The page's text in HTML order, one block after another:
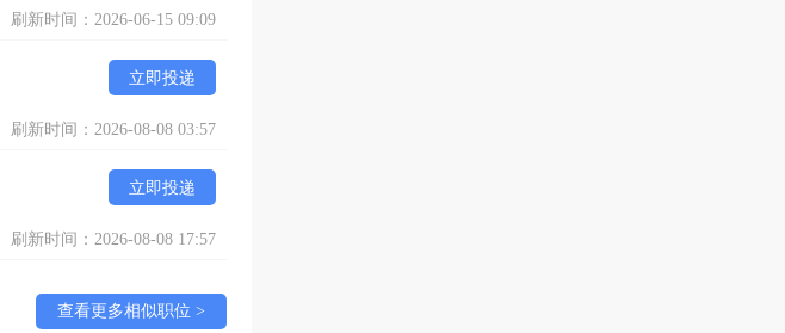
刷新时间：2026-06-15 09:09
立即投递
刷新时间：2026-08-08 03:57
立即投递
刷新时间：2026-08-08 17:57
查看更多相似职位 >